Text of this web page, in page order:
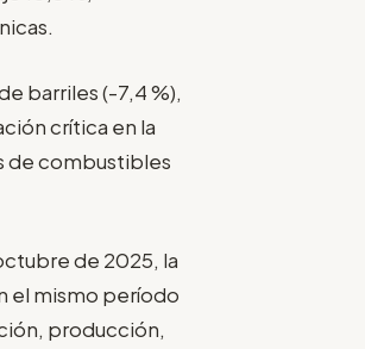
barriles (-7,4 %),
crítica en la
de combustibles
de 2025, la
el mismo período
producción,